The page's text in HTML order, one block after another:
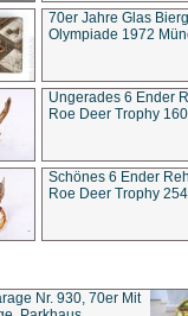
70er Jahre Glas
Olympiade 1972
Ungerades 6 Ender
Roe Deer Trophy
Schönes 6 Ender
Roe Deer Trophy
Nr. 930, 70er Mit